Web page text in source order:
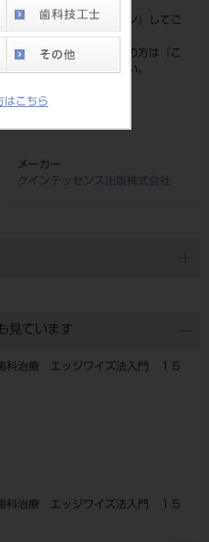
はこちら
価格の確認は『ログイン
』してご
覧ください。
ネット会員登録がまだの方は『
こ
ちら』より登録ください。
発売日
2015/11/30
メーカー
クインテッセンス出版株式会社
見ています
科治療 エッジワイズ法入門 １５
科治療 エッジワイズ法入門 １５